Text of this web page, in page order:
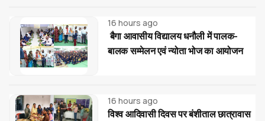
16 hours ago
बैगा आवासीय विद्यालय धनौली में पालक-
बालक सम्मेलन एवं न्योता भोज का आयोजन
16 hours ago
विश्व आदिवासी दिवस पर बंशीताल छात्रावास